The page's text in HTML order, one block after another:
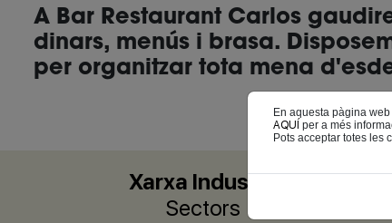
A Bar Restaurant Carlos
dinars, menús i brasa.
per organitzar tota mena
En aquesta pàgina
AQUÍ per a més
Pots acceptar totes les
Xarxa Industrial
Sectors